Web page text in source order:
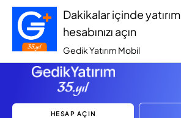
Dakikalar içinde yatırım
hesabınızı açın
Gedik Yatırım Mobil
HESAP AÇIN